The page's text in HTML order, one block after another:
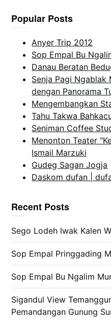
Popular Posts
Anyer Trip 2012
Sop Empal Bu
Danau Beratan
Senja Pagi Ngablak
dengan Panorama
Mengembangkan
Tahu Takwa
Seniman Coffee
Menonton Teater
Ismail Marzuki
Gudeg Sagan Jogja
Daskom dufan |
Recent Posts
Sego Lodeh Iwak Kalen
Sop Empal Pringgading
Sop Empal Bu Ngalim
Sigandul View
Pemandangan Gunung